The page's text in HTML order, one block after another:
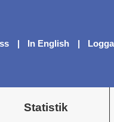
In English
Statistik